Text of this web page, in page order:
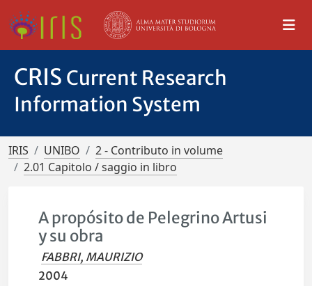
CRIS Current Research
Information System
IRIS UNIBO
2 - Contributo in volume
2.01 Capitolo / saggio in libro
A propósito de Pelegrino Artusi
y su obra
FABBRI, MAURIZIO
2004